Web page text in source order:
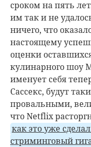
сроком на пять
им так и не
ничего, что
настоящему
оценки
кулинарного шоу
именует себя
Сассекс, будут
провальными,
что Netflix
как это уже
стриминговый